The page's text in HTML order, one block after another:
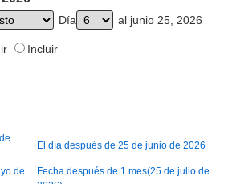
Día al junio 25, 2026
Incluir
El día después de 25 de junio de 2026
de
Fecha después de 1 mes(25 de julio de